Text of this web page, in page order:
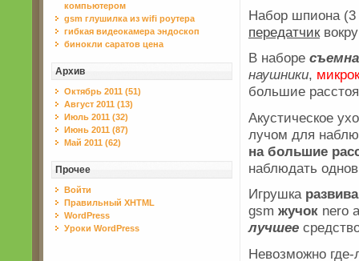
компьютером
gsm глушилка из wifi роутера
гибкая видеокамера эндоскоп
бинокли саратов цена
Архив
Октябрь 2011 (51)
Август 2011 (13)
Июль 2011 (32)
Июнь 2011 (87)
Май 2011 (62)
Прочее
Войти
Правильный XHTML
WordPress
Уроки WordPress
Набор шпиона
передатчик
В наборе
наушники,
большие
Акустическое
лучом для
на большие
наблюдать
Игрушка
gsm жучок nero
лучшее
Невозможно